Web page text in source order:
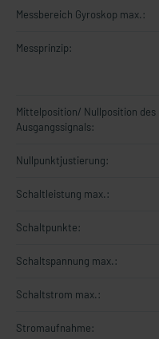
Messbereich Gyroskop max.:
Messprinzip:
Mittelposition/ Nullposition des
Ausgangssignals:
Nullpunktjustierung:
Schaltleistung max.:
Schaltpunkte:
Schaltspannung max.:
Schaltstrom max.:
Stromaufnahme: